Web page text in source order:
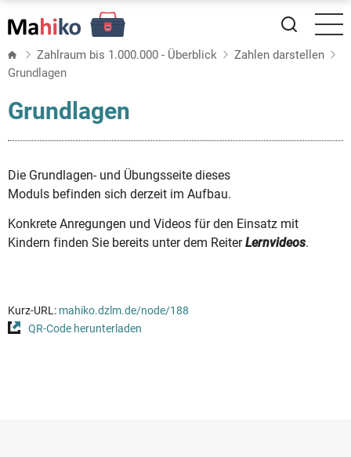
zum
Inhalt Zahlraum bis 1.000.000 - Überblick
Zahlen darstellen
Grundlagen
Grundlagen
Die Grundlagen- und Übungsseite dieses
Moduls befinden sich derzeit im Aufbau.
Konkrete Anregungen und Videos für den Einsatz mit
Kindern finden Sie bereits unter dem ReiterLernvideos.
Kurz-URL: mahiko.dzlm.de/node/188
QR-Code herunterladen